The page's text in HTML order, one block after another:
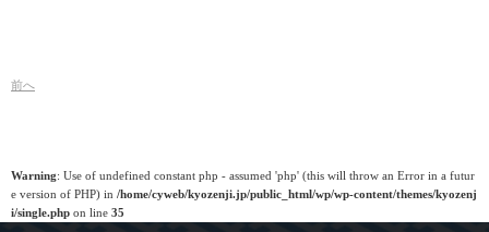
前へ
Warning: Use of undefined constant php - assumed 'php' (this will throw an Error in a futur
e version of PHP) in /home/cyweb/kyozenji.jp/public_html/wp/wp-content/themes/kyozenj
i/single.php on line 35